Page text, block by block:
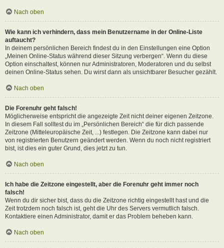
Nach oben
Wie kann ich verhindern, dass mein Benutzername in der Online-Liste
auftaucht?
In deinem persönlichen Bereich findest du in den Einstellungen eine Option
„Meinen Online-Status während dieser Sitzung verbergen“. Wenn du diese
Option einschaltest, können nur Administratoren, Moderatoren und du selbst
deinen Online-Status sehen. Du wirst dann als unsichtbarer Besucher gezählt.
Nach oben
Die Forenuhr geht falsch!
Möglicherweise entspricht die angezeigte Zeit nicht deiner eigenen Zeitzone.
In diesem Fall solltest du im „Persönlichen Bereich“ die für dich passende
Zeitzone (Mitteleuropäische Zeit, ...) festlegen. Die Zeitzone kann dabei nur
von registrierten Benutzern geändert werden. Wenn du noch nicht registriert
bist, ist dies ein guter Grund, dies jetzt zu tun.
Nach oben
Ich habe die Zeitzone eingestellt, aber die Forenuhr geht immer noch
falsch!
Wenn du dir sicher bist, dass du die Zeitzone richtig eingestellt hast und die
Zeit trotzdem noch falsch ist, geht die Uhr des Servers vermutlich falsch.
Kontaktiere einen Administrator, damit er das Problem beheben kann.
Nach oben